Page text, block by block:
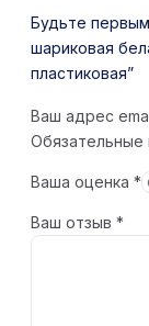
Будьте
шариковая
пластиковая”
Ваш адрес
Обязательные
Ваша оценка *
Ваш отзыв *